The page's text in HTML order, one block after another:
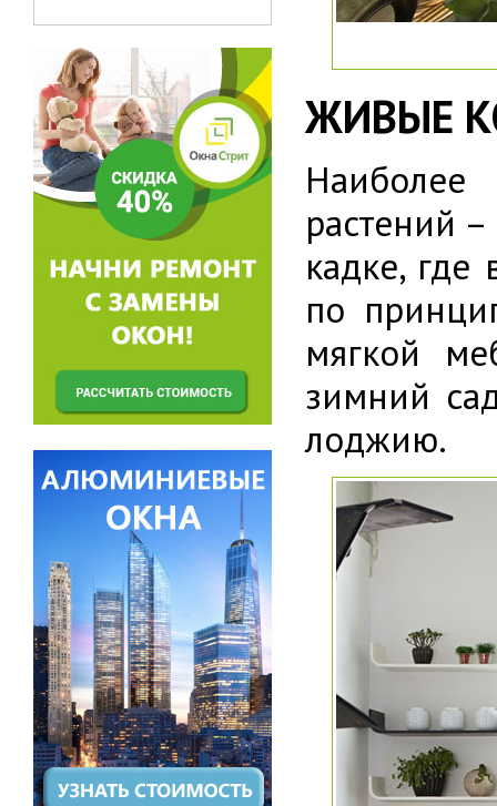
ЖИВЫЕ
Наиболее
растений
кадке,
по
мягкой
зимний
лоджию.